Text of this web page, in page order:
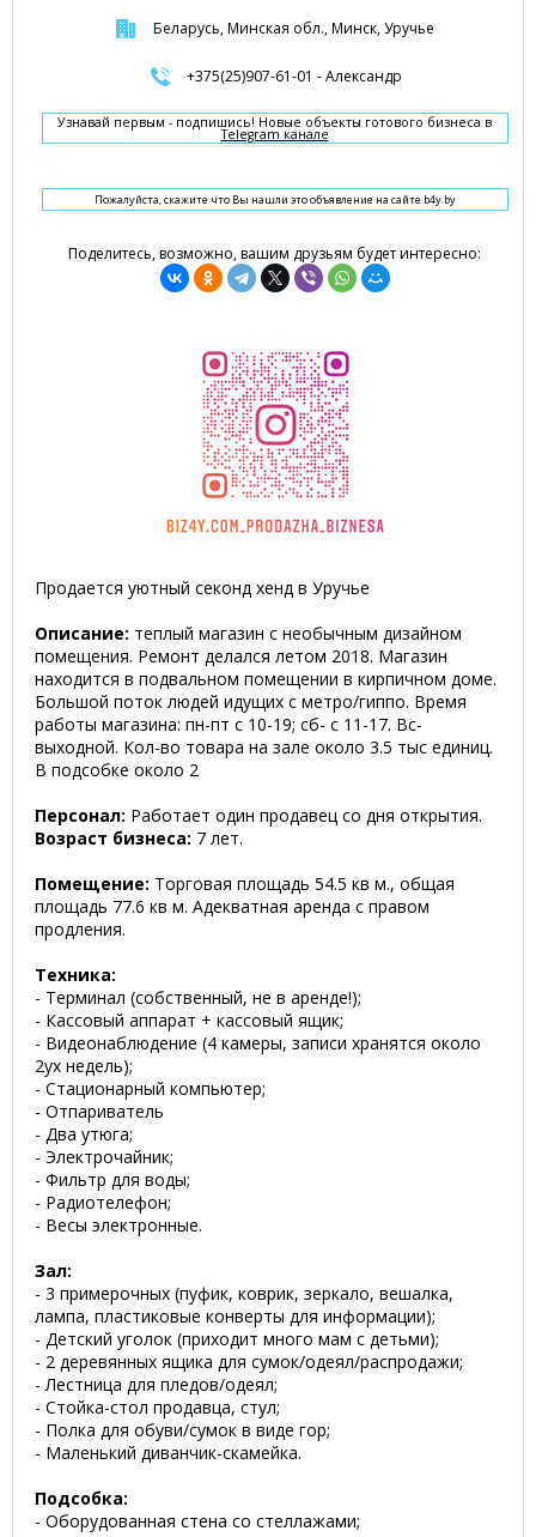
Беларусь, Минская обл., Минск, Уручье
+375(25)907-61-01 - Александр
Узнавай первым - подпишись! Новые объекты готового бизнеса в
Telegram канале
Пожалуйста, скажите что Вы нашли это объявление на сайте b4y.by
Поделитесь, возможно, вашим друзьям будет интересно:
Продается уютный секонд хенд в Уручье
Описание: теплый магазин с необычным дизайном
помещения. Ремонт делался летом 2018. Магазин
находится в подвальном помещении в кирпичном доме.
Большой поток людей идущих с метро/гиппо. Время
работы магазина: пн-пт с 10-19; сб- с 11-17. Вс-
выходной. Кол-во товара на зале около 3.5 тыс единиц.
В подсобке около 2
Персонал: Работает один продавец со дня открытия.
Возраст бизнеса: 7 лет.
Помещение: Торговая площадь 54.5 кв м., общая
площадь 77.6 кв м. Адекватная аренда с правом
продления.
Техника:
- Терминал (собственный, не в аренде!);
- Кассовый аппарат + кассовый ящик;
- Видеонаблюдение (4 камеры, записи хранятся около
2ух недель);
- Стационарный компьютер;
- Отпариватель
- Два утюга;
- Электрочайник;
- Фильтр для воды;
- Радиотелефон;
- Весы электронные.
Зал:
- 3 примерочных (пуфик, коврик, зеркало, вешалка,
лампа, пластиковые конверты для информации);
- Детский уголок (приходит много мам с детьми);
- 2 деревянных ящика для сумок/одеял/распродажи;
- Лестница для пледов/одеял;
- Стойка-стол продавца, стул;
- Полка для обуви/сумок в виде гор;
- Маленький диванчик-скамейка.
Подсобка:
- Оборудованная стена со стеллажами;